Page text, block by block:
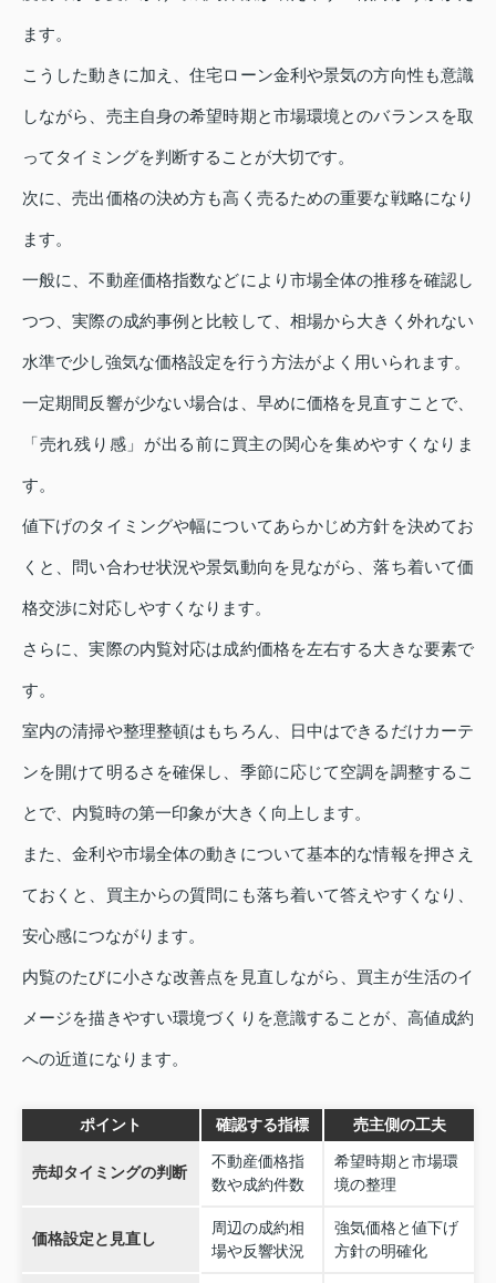
ます。
こうした動きに加え、住宅ローン金利や景気の方向性も意識
しながら、売主自身の希望時期と市場環境とのバランスを取
ってタイミングを判断することが大切です。
次に、売出価格の決め方も高く売るための重要な戦略になり
ます。
一般に、不動産価格指数などにより市場全体の推移を確認し
つつ、実際の成約事例と比較して、相場から大きく外れない
水準で少し強気な価格設定を行う方法がよく用いられます。
一定期間反響が少ない場合は、早めに価格を見直すことで、
「売れ残り感」が出る前に買主の関心を集めやすくなりま
す。
値下げのタイミングや幅についてあらかじめ方針を決めてお
くと、問い合わせ状況や景気動向を見ながら、落ち着いて価
格交渉に対応しやすくなります。
さらに、実際の内覧対応は成約価格を左右する大きな要素で
す。
室内の清掃や整理整頓はもちろん、日中はできるだけカーテ
ンを開けて明るさを確保し、季節に応じて空調を調整するこ
とで、内覧時の第一印象が大きく向上します。
また、金利や市場全体の動きについて基本的な情報を押さえ
ておくと、買主からの質問にも落ち着いて答えやすくなり、
安心感につながります。
内覧のたびに小さな改善点を見直しながら、買主が生活のイ
メージを描きやすい環境づくりを意識することが、高値成約
への近道になります。
ポイント 確認する指標 売主側の工夫
売却タイミングの判断
不動産価格指
数や成約件数
希望時期と市場環
境の整理
価格設定と見直し
周辺の成約相
場や反響状況
強気価格と値下げ
方針の明確化